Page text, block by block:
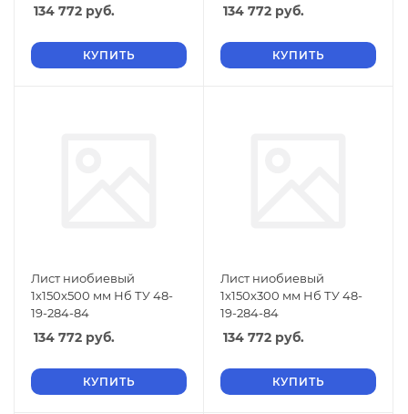
134 772 руб.
КУПИТЬ
134 772 руб.
КУПИТЬ
Лист ниобиевый
1х150х500 мм Нб ТУ 48-
19-284-84
134 772 руб.
КУПИТЬ
Лист ниобиевый
1х150х300 мм Нб ТУ 48-
19-284-84
134 772 руб.
КУПИТЬ